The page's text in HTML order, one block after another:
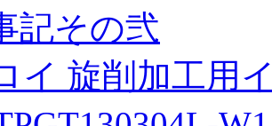
記その弐
イ 旋削加工用